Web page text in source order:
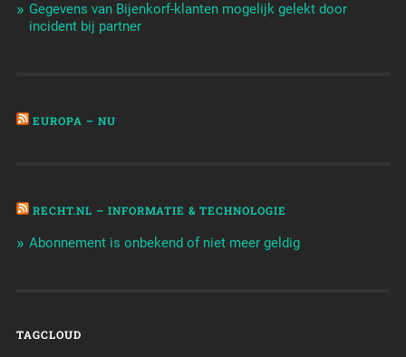
Gegevens van Bijenkorf-klanten mogelijk gelekt door
incident bij partner
EUROPA – NU
RECHT.NL – INFORMATIE & TECHNOLOGIE
Abonnement is onbekend of niet meer geldig
TAGCLOUD